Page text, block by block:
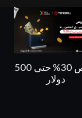
كاش باك 70 % على
كل صفقاتك